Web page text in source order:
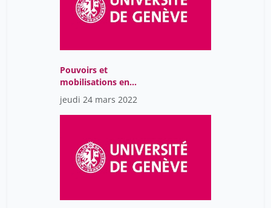
Pouvoirs et
mobilisations en
Amérique Latine : Une
perspective
interdisciplinaire
jeudi 24 mars 2022